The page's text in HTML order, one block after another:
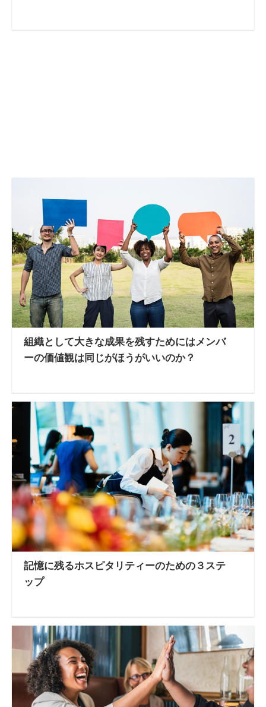
組織として大きな成果を残すためにはメンバ
ーの価値観は同じがほうがいいのか？
記憶に残るホスピタリティーのための３ステ
ップ